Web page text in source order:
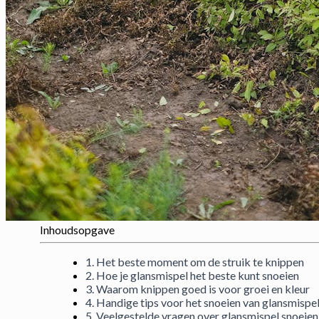
Inhoudsopgave
1. Het beste moment om de struik te knippen
2. Hoe je glansmispel het beste kunt snoeien
3. Waarom knippen goed is voor groei en kleur
4. Handige tips voor het snoeien van glansmispel
5. Veelgestelde vragen over glansmispel snoeien